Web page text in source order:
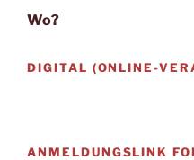
Wo?
DIGITAL (ONLINE-
ANMELDUNGSLINK